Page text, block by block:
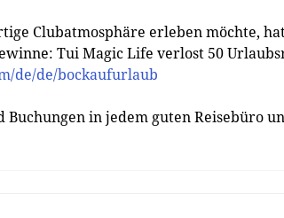
Clubatmosphäre erleben möchte,
Tui Magic Life verlost 50
de/de/bockaufurlaub
in jedem guten Reisebüro